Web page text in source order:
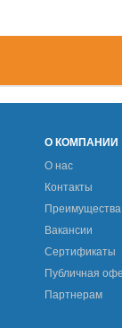
О КОМПАНИИ
О нас
Контакты
Преимущества
Вакансии
Сертификаты
Публичная
Партнерам